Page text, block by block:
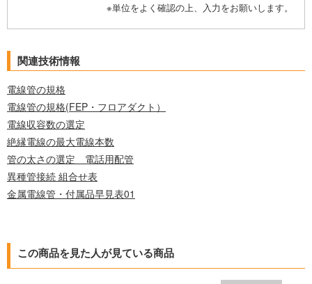
※単位をよく確認の上、入力をお願いします。
関連技術情報
電線管の規格
電線管の規格(FEP・フロアダクト）
電線収容数の選定
絶縁電線の最大電線本数
管の太さの選定 電話用配管
異種管接続 組合せ表
金属電線管・付属品早見表01
この商品を見た人が見ている商品